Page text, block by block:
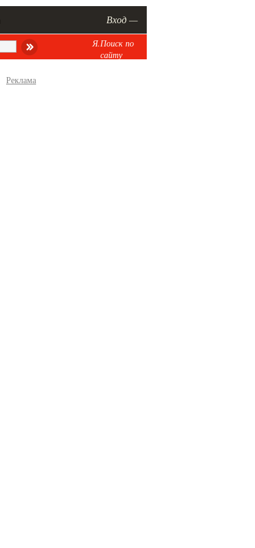
Вход —
Я.Поиск по
сайту
Реклама